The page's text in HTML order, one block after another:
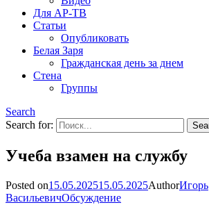
Для АР-ТВ
Статьи
Опубликовать
Белая Заря
Гражданская день за днем
Стена
Группы
Search
Search for:
Учеба взамен на службу
Posted on15.05.202515.05.2025AuthorИгорь
ВасильевичОбсуждение